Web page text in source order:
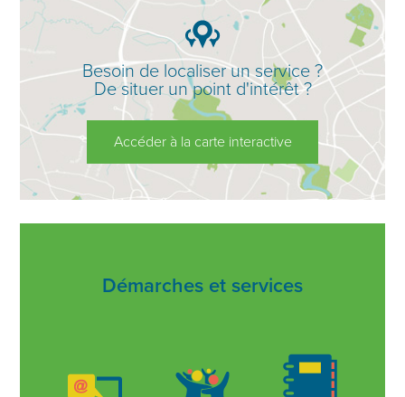
Besoin de localiser un service ?
De situer un point d'intérêt ?
Accéder à la carte interactive
Démarches et services